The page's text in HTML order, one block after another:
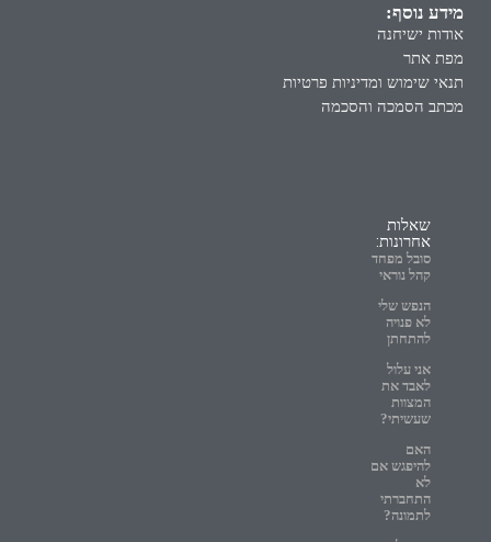
מידע נוסף:
אודות ישיחנה
מפת אתר
תנאי שימוש ומדיניות פרטיות
מכתב הסמכה והסכמה
שאלות
אחרונות:
סובל מפחד
קהל נוראי
הנפש שלי
לא פנויה
להתחתן
אני עלול
לאבד את
המצוות
שעשיתי?
האם
להיפגש אם
לא
התחברתי
לתמונה?